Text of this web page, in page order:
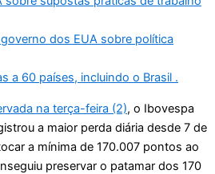
dos EUA sobre política
a 60 países, incluindo o Brasil .
na terça-feira (2), o Ibovespa
a maior perda diária desde 7 de
a mínima de 170.007 pontos ao
preservar o patamar dos 170